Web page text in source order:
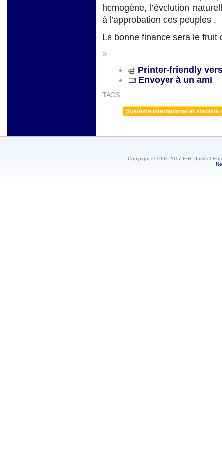
homogène, l’évolution
à l’approbation des peuples .
La bonne finance sera le fruit
»
Printer-friendly
Envoyer à un ami
TAGS:
Système international et stabilité
Copyright © 1998-2017 IERI (Institut